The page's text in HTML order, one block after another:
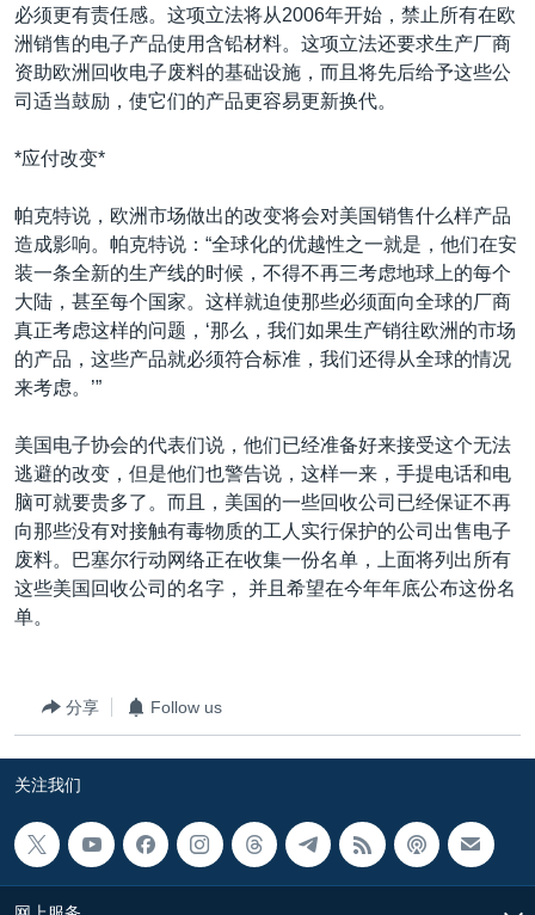
必须更有责任感。这项立法将从2006年开始，禁止所有在欧
洲销售的电子产品使用含铅材料。这项立法还要求生产厂商
资助欧洲回收电子废料的基础设施，而且将先后给予这些公
司适当鼓励，使它们的产品更容易更新换代。
*应付改变*
帕克特说，欧洲市场做出的改变将会对美国销售什么样产品
造成影响。帕克特说：“全球化的优越性之一就是，他们在安
装一条全新的生产线的时候，不得不再三考虑地球上的每个
大陆，甚至每个国家。这样就迫使那些必须面向全球的厂商
真正考虑这样的问题，‘那么，我们如果生产销往欧洲的市场
的产品，这些产品就必须符合标准，我们还得从全球的情况
来考虑。’”
美国电子协会的代表们说，他们已经准备好来接受这个无法
逃避的改变，但是他们也警告说，这样一来，手提电话和电
脑可就要贵多了。而且，美国的一些回收公司已经保证不再
向那些没有对接触有毒物质的工人实行保护的公司出售电子
废料。巴塞尔行动网络正在收集一份名单，上面将列出所有
这些美国回收公司的名字， 并且希望在今年年底公布这份名
单。
分享 Follow us
关注我们